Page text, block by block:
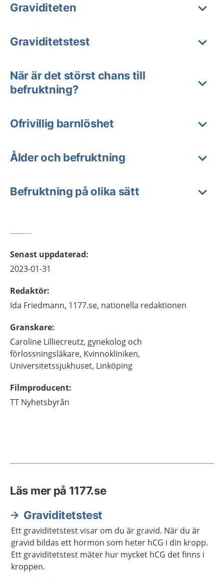
Graviditeten
Graviditetstest
När är det störst chans till
befruktning?
Ofrivillig barnlöshet
Ålder och befruktning
Befruktning på olika sätt
Senast uppdaterad:
2023-01-31
Redaktör:
Ida Friedmann, 1177.se, nationella redaktionen
Granskare:
Caroline Lilliecreutz, gynekolog och
förlossningsläkare, Kvinnokliniken,
Universitetssjukhuset, Linköping
Filmproducent:
TT Nyhetsbyrån
Läs mer på 1177.se
Graviditetstest
Ett graviditetstest visar om du är gravid. När du är
gravid bildas ett hormon som heter hCG i din kropp.
Ett graviditetstest mäter hur mycket hCG det finns i
kroppen.